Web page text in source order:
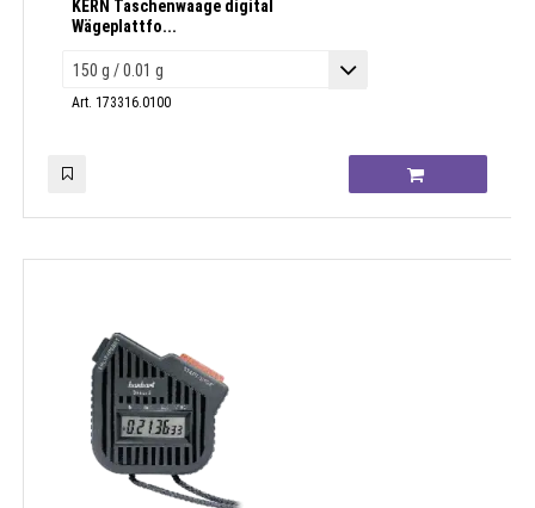
KERN Taschenwaage digital
Wägeplattfo...
Art. 173316.0100